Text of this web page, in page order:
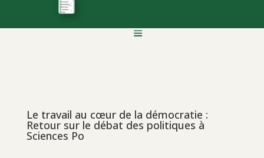
Le travail au cœur de la démocratie :
Retour sur le débat des politiques à
Sciences Po